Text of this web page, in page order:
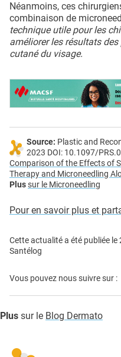
Néanmoins, ces
combinaison de
technique utile pour les
améliorer les résultats
cutané du visage.
Source: Plastic and
2023 DOI: 10.1097/
Comparison of the Effects of
Therapy and Microneedling
Plussur le Microneedling
Pour en savoir plus et
Cette actualité a été publiée le
Santélog
Vous pouvez nous suivre sur :
Plus sur le Blog Dermato